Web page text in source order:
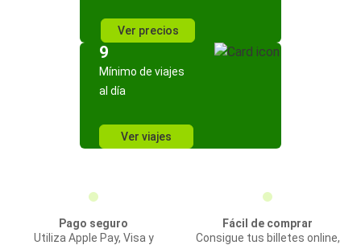
Ver precios
9
Mínimo de viajes
al día
Ver viajes
Pago seguro
Utiliza Apple Pay, Visa y
Fácil de comprar
Consigue tus billetes online,